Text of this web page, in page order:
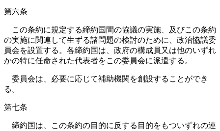
第六条
この条約に規定する締約国間の協議の実施、及びこの条約
の実施に関連して生ずる諸問題の検討のために、政治協議委
員会を設置する。各締約国は、政府の構成員又は他のいずれ
かの特に任命された代表者をこの委員会に派遣する。
委員会は、必要に応じて補助機関を創設することができ
る。
第七条
締約国は、この条約の目的に反する目的をもついずれの連